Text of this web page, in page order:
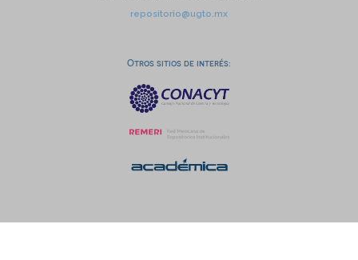
repositorio@ugto.mx
Otros sitios de interés: